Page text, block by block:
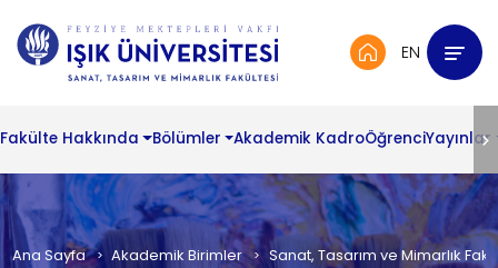
EN
Fakülte Hakkında Bölümler Akademik KadroÖğrenciYayınlar
Ana Sayfa Akademik Birimler Sanat, Tasarım ve Mimarlık